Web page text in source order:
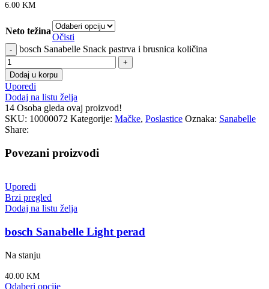
6.00 KM
Neto težina
Očisti
bosch Sanabelle Snack pastrva i brusnica količina
Dodaj u korpu
Uporedi
Dodaj na listu želja
14 Osoba gleda ovaj proizvod!
SKU: 10000072 Kategorije: Mačke, Poslastice Oznaka: Sanabelle
Share:
Povezani proizvodi
Uporedi
Brzi pregled
Dodaj na listu želja
bosch Sanabelle Light perad
Na stanju
40.00 KM
Odaberi opcije